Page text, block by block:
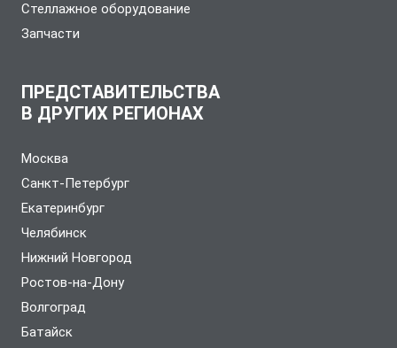
Стеллажное оборудование
Запчасти
ПРЕДСТАВИТЕЛЬСТВА
В ДРУГИХ РЕГИОНАХ
Москва
Санкт-Петербург
Екатеринбург
Челябинск
Нижний Новгород
Ростов-на-Дону
Волгоград
Батайск